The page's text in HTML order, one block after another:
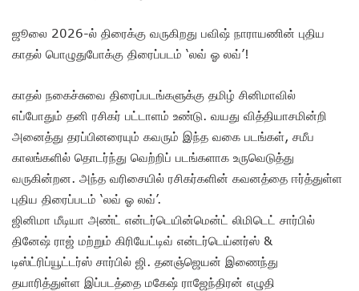
ஜூலை 2026-ல் திரைக்கு வருகிறது பவிஷ் நாராயணின் புதிய
காதல் பொழுதுபோக்கு திரைப்படம் ‘லவ் ஓ லவ்’!
காதல் நகைச்சுவை திரைப்படங்களுக்கு தமிழ் சினிமாவில்
எப்போதும் தனி ரசிகர் பட்டாளம் உண்டு. வயது வித்தியாசமின்றி
அனைத்து தரப்பினரையும் கவரும் இந்த வகை படங்கள், சமீப
காலங்களில் தொடர்ந்து வெற்றிப் படங்களாக உருவெடுத்து
வருகின்றன. அந்த வரிசையில் ரசிகர்களின் கவனத்தை ஈர்த்துள்ள
புதிய திரைப்படம் ‘லவ் ஓ லவ்’.
ஜினிமா மீடியா அண்ட் என்டர்டெயின்மென்ட் லிமிடெட் சார்பில்
தினேஷ் ராஜ் மற்றும் கிரியேட்டிவ் என்டர்டெய்னர்ஸ் &
டிஸ்ட்ரிப்யூட்டர்ஸ் சார்பில் ஜி. தனஞ்ஜெயன் இணைந்து
தயாரித்துள்ள இப்படத்தை மகேஷ் ராஜேந்திரன் எழுதி